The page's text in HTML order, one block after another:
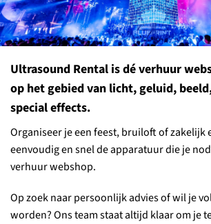
Ultrasound Rental is dé verhuur
op het gebied van licht, geluid,
special effects.
Organiseer je een feest, bruiloft of zakelijk
eenvoudig en snel de apparatuur die je
verhuur webshop.
Op zoek naar persoonlijk advies of wil je
worden? Ons team staat altijd klaar om je